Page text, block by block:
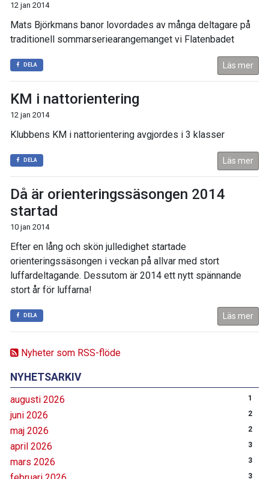
Nyheter som RSS-flöde
NYHETSARKIV
augusti 2026 1
juni 2026 2
maj 2026 2
april 2026 3
mars 2026 3
3
12 jan 2014
Mats Björkmans banor lovordades av många deltagare på
traditionell sommarseriearangemanget vi Flatenbadet
DELA Läs mer
KM i nattorientering
12 jan 2014
Klubbens KM i nattorientering avgjordes i 3 klasser
DELA Läs mer
Då är orienteringssäsongen 2014
startad
10 jan 2014
Efter en lång och skön julledighet startade
orienteringssäsongen i veckan på allvar med stort
luffardeltagande. Dessutom är 2014 ett nytt spännande
stort år för luffarna!
DELA Läs mer